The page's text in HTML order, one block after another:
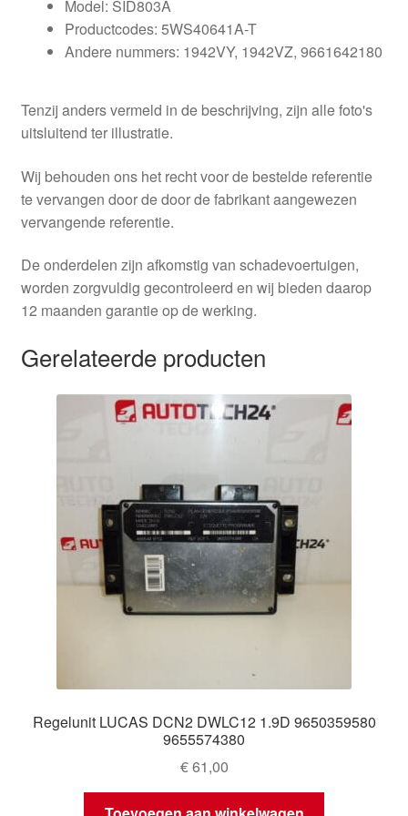
Model: SID803A
Productcodes: 5WS40641A-T
Andere nummers: 1942VY, 1942VZ, 9661642180
Tenzij anders vermeld in de beschrijving, zijn alle foto's
uitsluitend ter illustratie.
Wij behouden ons het recht voor de bestelde referentie
te vervangen door de door de fabrikant aangewezen
vervangende referentie.
De onderdelen zijn afkomstig van schadevoertuigen,
worden zorgvuldig gecontroleerd en wij bieden daarop
12 maanden garantie op de werking.
Gerelateerde producten
Regelunit LUCAS DCN2 DWLC12 1.9D 9650359580
9655574380
€61,00